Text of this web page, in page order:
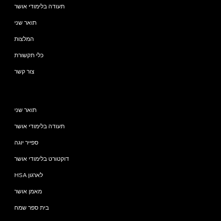
תעודה בלימודי אושר
תואר שני
המלצות
כלי תקשורת
צור קשר
תואר שני
תעודה בלימודי אושר
ספייר יוגה
דוקטורט בלימודי אושר
HSA לארגון
מאמן אושר
בית ספר שמח